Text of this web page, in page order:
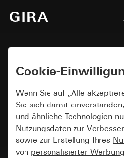
Cookie-
Wenn Sie auf „Alle
Sie sich damit
und ähnliche Technologien
Nutzungsdaten zur
sowie zur Erstellung Ihres
von personalisierter Werbung